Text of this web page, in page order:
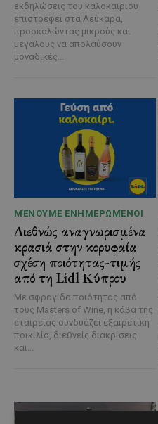
εκδηλώσεις του καλοκαιριού
επιστρέφει στα Λεύκαρα,
προσκαλώντας μικρούς και
μεγάλους να απολαύσουν
μοναδικές...
ΜΈΝΟΥΜΕ ΕΝΗΜΕΡΩΜΈΝΟΙ
Διεθνώς αναγνωρισμένα
κρασιά στην κορυφαία
σχέση ποιότητας-τιμής
από τη Lidl Κύπρου
Με σφραγίδα ποιότητας από
τους Masters of Wine, η κάβα της
εταιρείας συνδυάζει εξαιρετική
ποικιλία, διεθνείς διακρίσεις
και...